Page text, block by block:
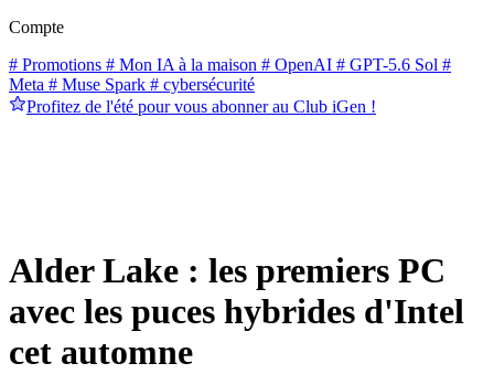
Compte
# Promotions # Mon IA à la maison # OpenAI # GPT-5.6 Sol #
Meta # Muse Spark # cybersécurité
Profitez de l'été pour vous abonner au Club iGen !
Alder Lake : les premiers PC
avec les puces hybrides d'Intel
cet automne